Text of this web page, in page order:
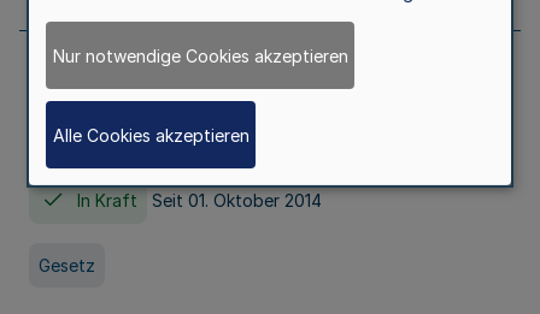
Gesetz über die Hochschulen des Landes
Nordrhein-Westfalen (Hochschulgesetz -
HG)
In Kraft Seit 01. Oktober 2014
Gesetz
Nur notwendige Cookies akzeptieren
Alle Cookies akzeptieren